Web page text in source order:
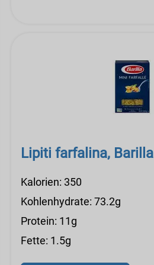
Lipiti farfalina, Barilla
Kalorien: 350
Kohlenhydrate: 73.2g
Protein: 11g
Fette: 1.5g